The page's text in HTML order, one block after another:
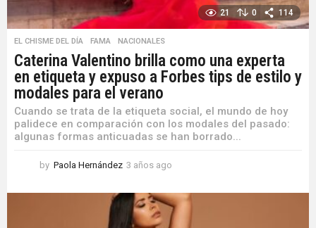
21 0 114
EL CHISME DEL DÍA ,FAMA ,NACIONALES
Caterina Valentino brilla como una experta
en etiqueta y expuso a Forbes tips de estilo y
modales para el verano
Cuando se trata de la etiqueta social, el mundo de hoy
palidece en comparación con los modales del pasado:
algunas formas anticuadas se han borrado...
by Paola Hernández 3 años ago
ñ
o
s